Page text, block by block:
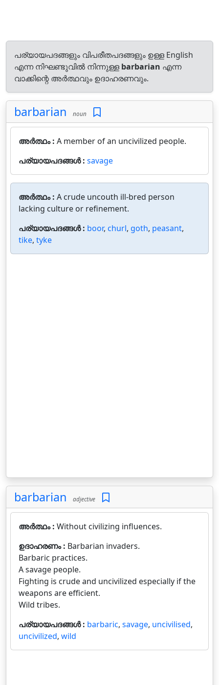
പര്യായപദങ്ങളും വിപരീതപദങ്ങളും ഉള്ള English
എന്ന നിഘണ്ടുവിൽ നിന്നുള്ള barbarian എന്ന
വാക്കിന്റെ അർത്ഥവും ഉദാഹരണവും.
barbarian noun
അർത്ഥം : A member of an uncivilized people.
പര്യായപദങ്ങൾ : savage
അർത്ഥം : A crude uncouth ill-bred person
lacking culture or refinement.
പര്യായപദങ്ങൾ : boor, churl, goth, peasant,
tike, tyke
barbarian adjective
അർത്ഥം : Without civilizing influences.
ഉദാഹരണം : Barbarian invaders.
Barbaric practices.
A savage people.
Fighting is crude and uncivilized especially if the
weapons are efficient.
Wild tribes.
പര്യായപദങ്ങൾ : barbaric, savage, uncivilised,
uncivilized, wild